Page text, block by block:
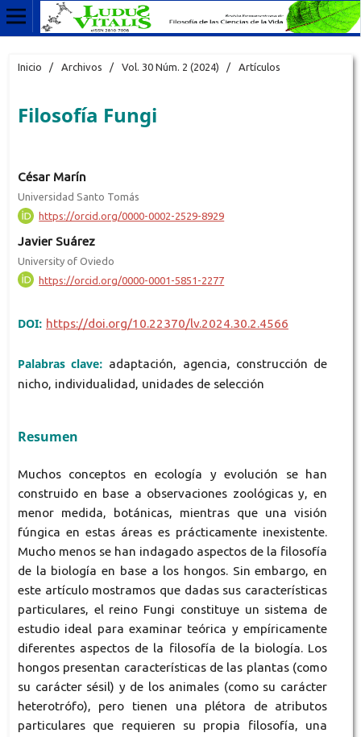
Inicio / Archivos / Vol. 30 Núm. 2 (2024) / Artículos
Filosofía Fungi
César Marín
Universidad Santo Tomás
https://orcid.org/0000-0002-2529-8929
Javier Suárez
University of Oviedo
https://orcid.org/0000-0001-5851-2277
DOI: https://doi.org/10.22370/lv.2024.30.2.4566
Palabras clave: adaptación, agencia, construcción de
nicho, individualidad, unidades de selección
Resumen
Muchos conceptos en ecología y evolución se han
construido en base a observaciones zoológicas y, en
menor medida, botánicas, mientras que una visión
fúngica en estas áreas es prácticamente inexistente.
Mucho menos se han indagado aspectos de la filosofía
de la biología en base a los hongos. Sin embargo, en
este artículo mostramos que dadas sus características
particulares, el reino Fungi constituye un sistema de
estudio ideal para examinar teórica y empíricamente
diferentes aspectos de la filosofía de la biología. Los
hongos presentan características de las plantas (como
su carácter sésil) y de los animales (como su carácter
heterotrófo), pero tienen una plétora de atributos
particulares que requieren su propia filosofía, una